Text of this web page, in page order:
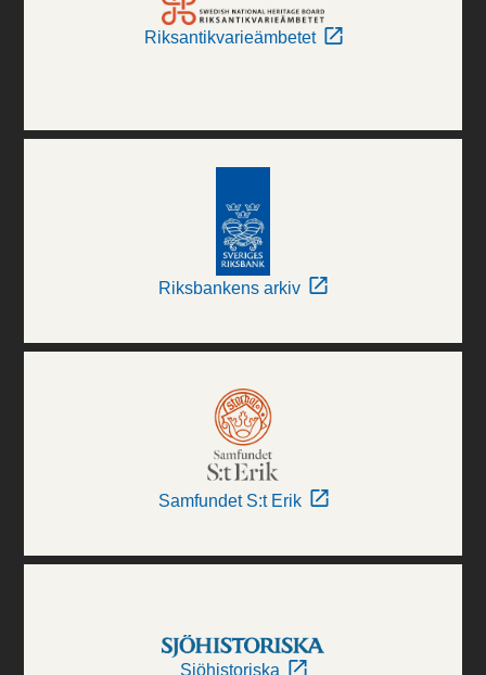
Riksantikvarieämbetet
Riksbankens arkiv
Samfundet S:t Erik
Sjöhistoriska